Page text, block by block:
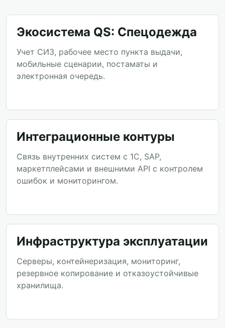
Экосистема QS: Спецодежда
Учет СИЗ, рабочее место пункта выдачи,
мобильные сценарии, постаматы и
электронная очередь.
Интеграционные контуры
Связь внутренних систем с 1С, SAP,
маркетплейсами и внешними API с контролем
ошибок и мониторингом.
Инфраструктура эксплуатации
Серверы, контейнеризация, мониторинг,
резервное копирование и отказоустойчивые
хранилища.